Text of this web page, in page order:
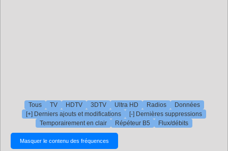
Tous TV HDTV 3DTV Ultra HD Radios
Données
[+] Derniers ajouts et modifications
[-] Dernières suppressions
Temporairement en clair
Répéteur B5 Flux/débits